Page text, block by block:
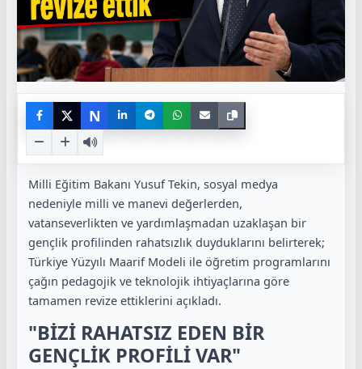
N
Milli Eğitim Bakanı Yusuf Tekin, sosyal medya
nedeniyle milli ve manevi değerlerden,
vatanseverlikten ve yardımlaşmadan uzaklaşan bir
gençlik profilinden rahatsızlık duyduklarını belirterek;
Türkiye Yüzyılı Maarif Modeli ile öğretim programlarını
çağın pedagojik ve teknolojik ihtiyaçlarına göre
tamamen revize ettiklerini açıkladı.
"BİZİ RAHATSIZ EDEN BİR
GENÇLİK PROFİLİ VAR"